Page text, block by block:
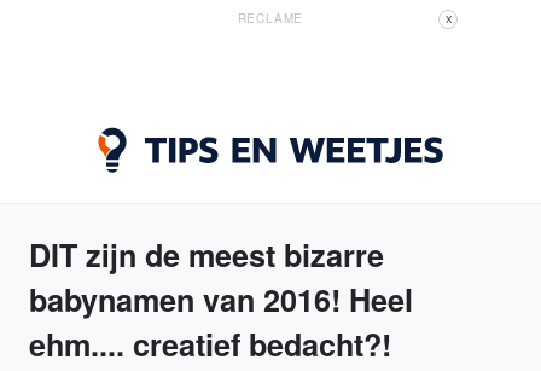
RECLAME X
DIT zijn de meest bizarre
babynamen van 2016! Heel
ehm.... creatief bedacht?!